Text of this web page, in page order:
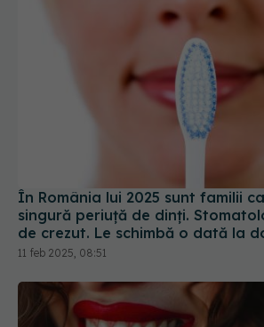
În România lui 2025 sunt familii
singură periuţă de dinţi.
de crezut. Le schimbă o dată la
11 feb 2025, 08:51